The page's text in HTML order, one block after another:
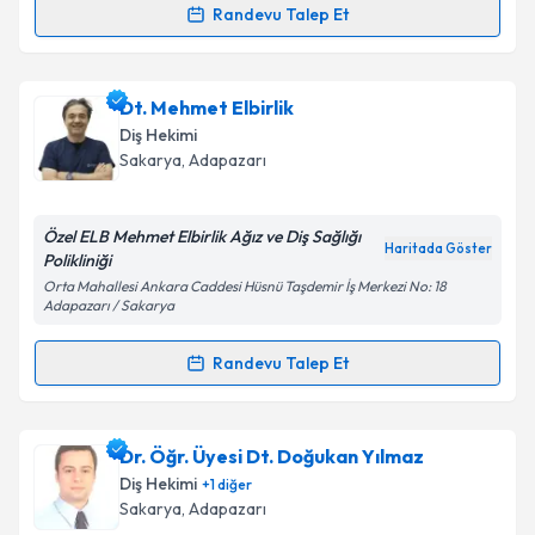
Randevu Talep Et
hazırlandığında e-posta ile bilgilendireceğiz.
E-posta Adresiniz
Kişisel verilerimin işlenmesine ilişkin
Metni'ni okudum ve kişisel verilerimin belirtilen
kapsamda işlenmesini kabul ediyorum.
Dt. Mehmet Elbirlik
Diş Hekimi
Sakarya, Adapazarı
Özel ELB Mehmet Elbirlik Ağız ve Diş Sağlığı
Polikliniği
Haritada Göster
Orta Mahallesi Ankara Caddesi Hüsnü Taşdemir İş Merkezi No: 18
Adapazarı / Sakarya
Randevu Talep Et
Randevu Takvimi Talebi
Dt. Mehmet Elbirlik için randevu takvimi talebi
oluşturun. Size bu uzmandan randevu almanız için bir
takvim hazırlandığında e-posta ile bilgilendireceğiz.
Dr. Öğr. Üyesi Dt. Doğukan Yılmaz
Diş Hekimi +1diğer
Sakarya, Adapazarı